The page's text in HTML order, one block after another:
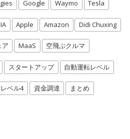
Google Waymo Tesla
Apple Amazon Didi Chuxing
ア MaaS 空飛ぶクルマ
スタートアップ 自動運転レベル
ベル4 資金調達 まとめ